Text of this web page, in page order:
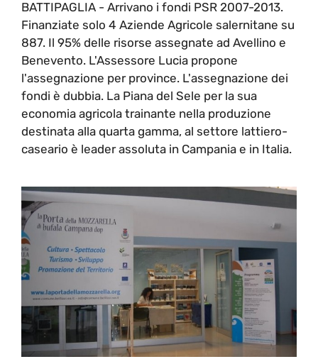
BATTIPAGLIA - Arrivano i fondi PSR 2007-2013.
Finanziate solo 4 Aziende Agricole salernitane su
887. Il 95% delle risorse assegnate ad Avellino e
Benevento. L'Assessore Lucia propone
l'assegnazione per province. L'assegnazione dei
fondi è dubbia. La Piana del Sele per la sua
economia agricola trainante nella produzione
destinata alla quarta gamma, al settore lattiero-
caseario è leader assoluta in Campania e in Italia.